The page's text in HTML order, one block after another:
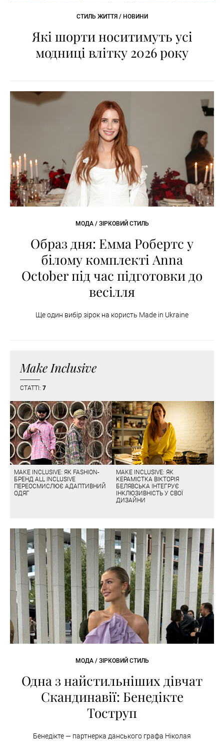
СТИЛЬ ЖИТТЯ / НОВИНИ
Які шорти носитимуть усі
модниці влітку 2026 року
МОДА / ЗІРКОВИЙ СТИЛЬ
Образ дня: Емма Робертс у
білому комплекті Anna
October під час підготовки до
весілля
Ще один вибір зірок на користь Made in Ukraine
Make Inclusive
СТАТТІ: 7
MAKE INCLUSIVE: ЯК FASHION-
БРЕНД ALL INCLUSIVE
ПЕРЕОСМИСЛЮЄ АДАПТИВНИЙ
ОДЯГ
MAKE INCLUSIVE: ЯК
КЕРАМІСТКА ВІКТОРІЯ
БЕЛЯВСЬКА ІНТЕГРУЄ
ІНКЛЮЗИВНІСТЬ У СВОЇ
ДИЗАЙНИ
МОДА / ЗІРКОВИЙ СТИЛЬ
Одна з найстильніших дівчат
Скандинавії: Бенедікте
Тоструп
Бенедікте — партнерка данського графа Ніколая